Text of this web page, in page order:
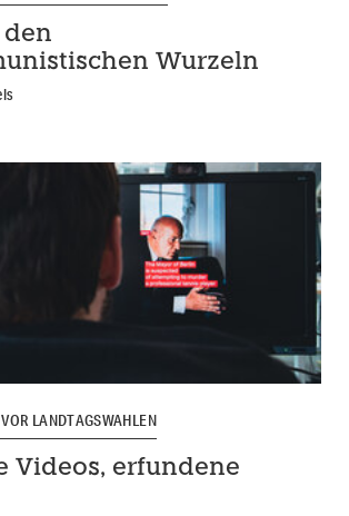
den
Wurzeln
LANDTAGSWAHLEN
Videos, erfundene